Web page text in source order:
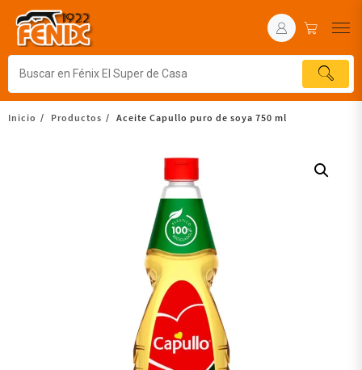
Inicio Productos Aceite Capullo puro de soya 750 ml